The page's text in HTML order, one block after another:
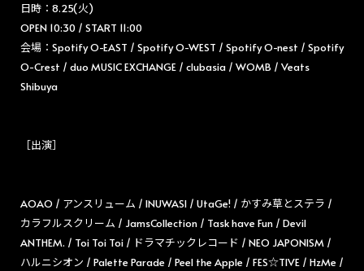
日時：8.25(火)
OPEN 10:30 / START 11:00
会場：Spotify O-EAST / Spotify O-WEST / Spotify O-nest / Spotify
O-Crest / duo MUSIC EXCHANGE / clubasia / WOMB / Veats
Shibuya
［出演］
AOAO / アンスリューム / INUWASI / UtaGe! / かすみ草とステラ /
カラフルスクリーム / JamsCollection / Task have Fun / Devil
ANTHEM. / Toi Toi Toi / ドラマチックレコード / NEO JAPONISM /
ハルニシオン / Palette Parade / Peel the Apple / FES☆TIVE / HzMe /